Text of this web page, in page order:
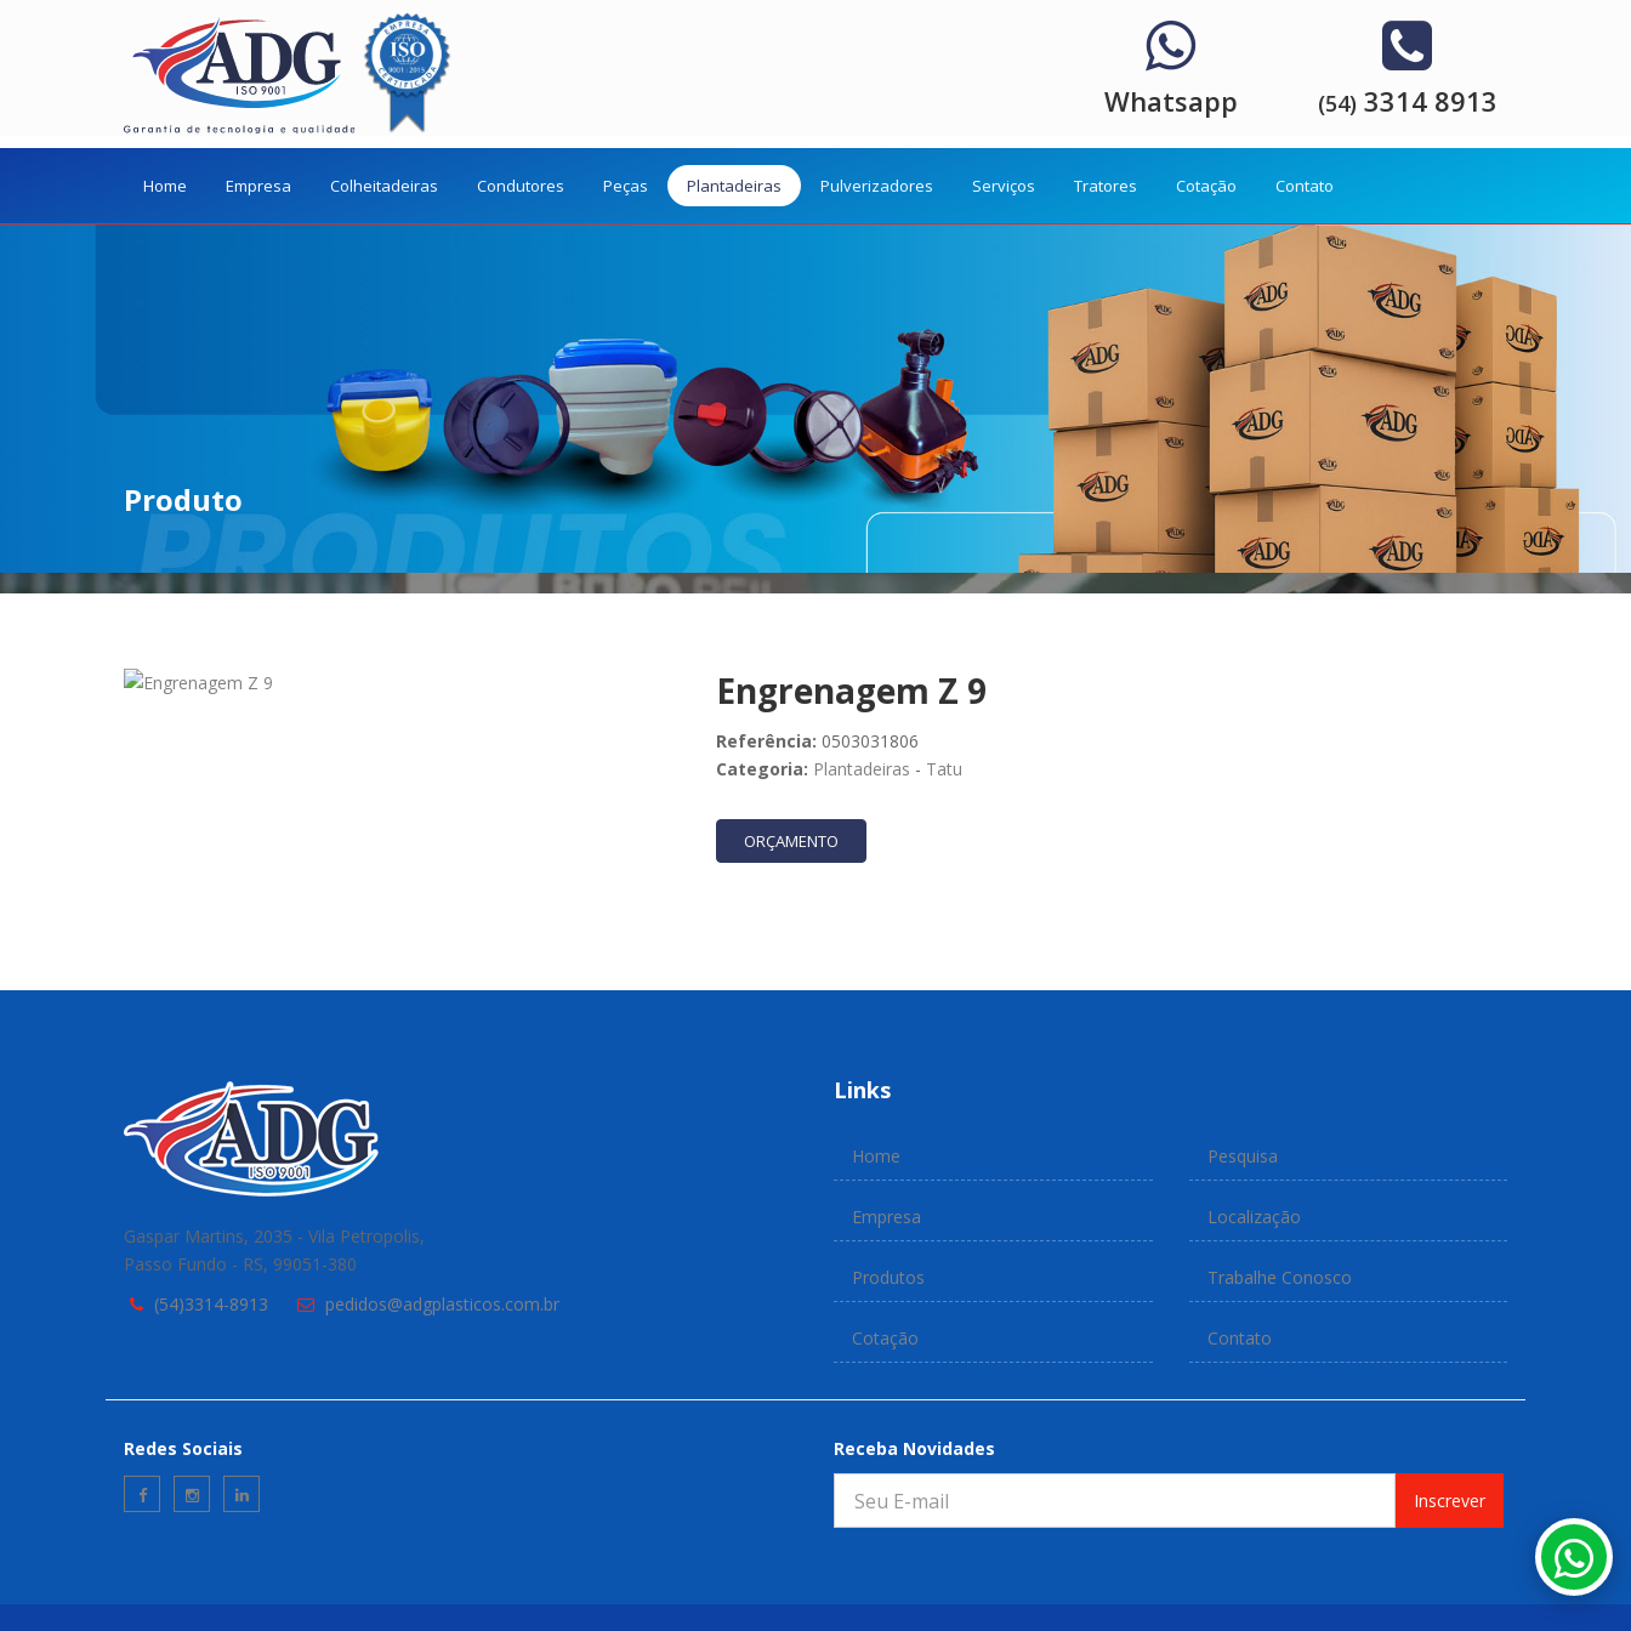
Whatsapp (54) 3314 8913
Home Empresa Colheitadeiras Condutores Peças Plantadeiras Pulverizadores Serviços Tratores Cotação Contato
Produto
Engrenagem Z 9
Referência: 0503031806
Categoria: Plantadeiras - Tatu
ORÇAMENTO
Gaspar Martins, 2035 - Vila Petropolis,
Passo Fundo - RS, 99051-380
(54)3314-8913
pedidos@adgplasticos.com.br
Links
Home
Empresa
Produtos
Cotação
Pesquisa
Localização
Trabalhe Conosco
Contato
Redes Sociais Receba Novidades
Inscrever